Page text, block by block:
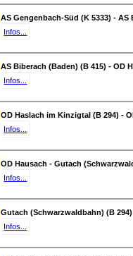
AS Gengenbach-Süd (K 5333) - AS
Infos...
AS Biberach (Baden) (B 415) - OD
Infos...
OD Haslach im Kinzigtal (B 294) -
Infos...
OD Hausach - Gutach
Infos...
Gutach (Schwarzwaldbahn) (B
Infos...